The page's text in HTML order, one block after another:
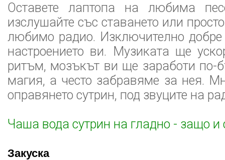
Оставете лаптопа на любима
изслушайте със ставането или
любимо радио. Изключително
настроението ви. Музиката ще
ритъм, мозъкът ви ще заработи по-
магия, а често забравяме за нея.
оправянето сутрин, под звуците на
Чаша вода сутрин на гладно - защо и
Закуска